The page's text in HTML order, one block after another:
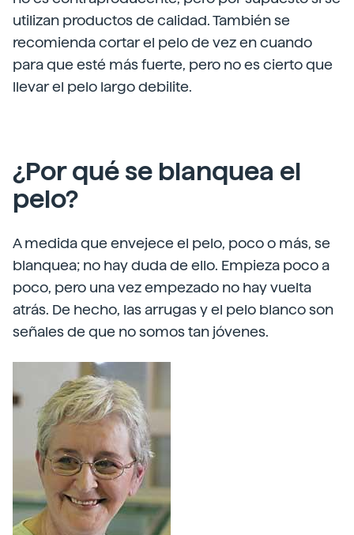
utilizan productos de calidad. También se
recomienda cortar el pelo de vez en cuando
para que esté más fuerte, pero no es cierto que
llevar el pelo largo debilite.
¿Por qué se blanquea el
pelo?
A medida que envejece el pelo, poco o más, se
blanquea; no hay duda de ello. Empieza poco a
poco, pero una vez empezado no hay vuelta
atrás. De hecho, las arrugas y el pelo blanco son
señales de que no somos tan jóvenes.